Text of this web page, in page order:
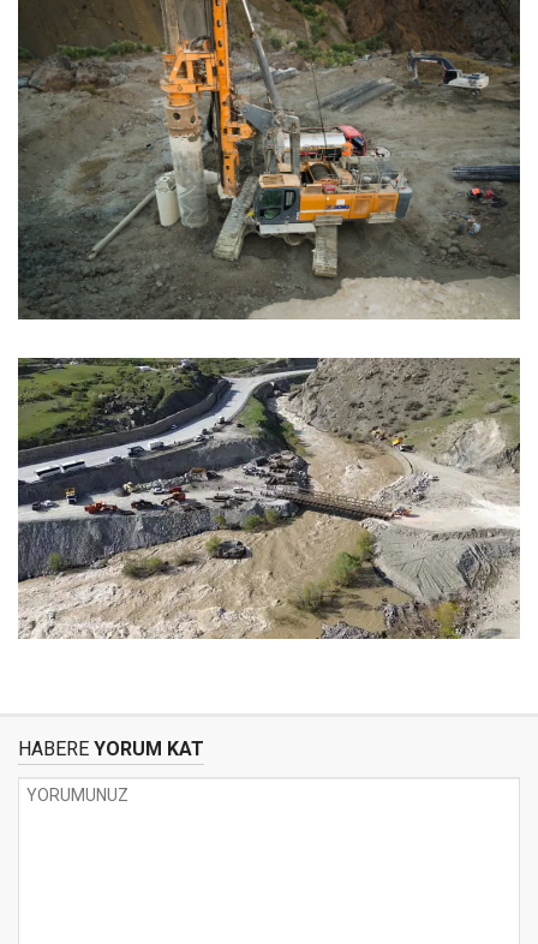
HABERE YORUM KAT